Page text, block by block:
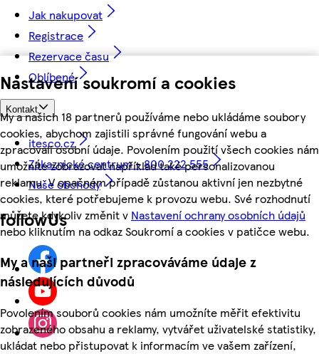
Nastavení soukromí a cookies
My a našich 18 partnerů používáme nebo ukládáme soubory
cookies, abychom zajistili správné fungování webu a
zpracovali osobní údaje. Povolením použití všech cookies nám
umožníte zobrazovat například také personalizovanou
reklamu. V opačném případě zůstanou aktivní jen nezbytné
cookies, které potřebujeme k provozu webu. Své rozhodnutí
můžete kdykoliv změnit v Nastavení ochrany osobních údajů
nebo kliknutím na odkaz Soukromí a cookies v patičce webu.
My a naši partneři zpracováváme údaje z
následujících důvodů
Povolením souborů cookies nám umožníte měřit efektivitu
zobrazeného obsahu a reklamy, vytvářet uživatelské statistiky,
ukládat nebo přistupovat k informacím ve vašem zařízení,
Jak nakupovat
Registrace
Rezervace času
Oblíbené
Kontakt
itesco.cz
Zákaznické centrum - 800 222 555
Naše obchody
followUs